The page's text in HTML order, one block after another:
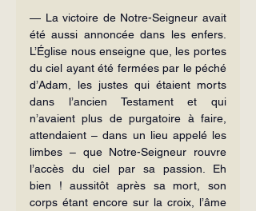
— La victoire de Notre-Seigneur avait
été aussi annoncée dans les enfers.
L’Église nous enseigne que, les portes
du ciel ayant été fermées par le péché
d’Adam, les justes qui étaient morts
dans l’ancien Testament et qui
n’avaient plus de purgatoire à faire,
attendaient – dans un lieu appelé les
limbes – que Notre-Seigneur rouvre
l’accès du ciel par sa passion. Eh
bien ! aussitôt après sa mort, son
corps étant encore sur la croix, l’âme